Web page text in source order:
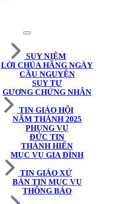
SUY NIỆM
LỜI CHÚA HẰNG NGÀY
CẦU NGUYỆN
SUY TƯ
GƯƠNG CHỨNG NHÂN
TIN GIÁO HỘI
NĂM THÁNH 2025
PHỤNG VỤ
ĐỨC TIN
THÁNH HIẾN
MỤC VỤ GIA ĐÌNH
TIN GIÁO XỨ
BẢN TIN MỤC VỤ
THÔNG BÁO